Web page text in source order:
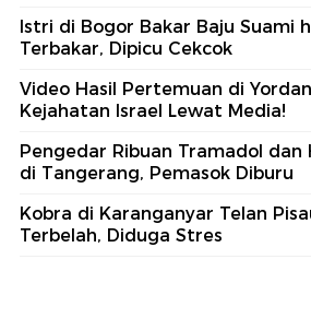
Istri di Bogor Bakar Baju Suami
Terbakar, Dipicu Cekcok
Video Hasil Pertemuan di
Kejahatan Israel Lewat Media!
Pengedar Ribuan Tramadol dan
di Tangerang, Pemasok Diburu
Kobra di Karanganyar Telan
Terbelah, Diduga Stres